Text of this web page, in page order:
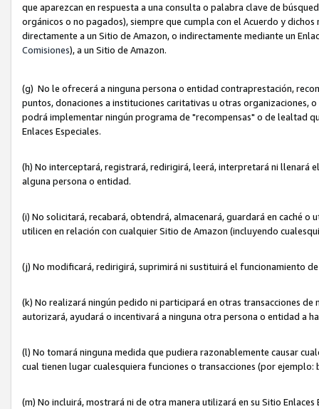
que aparezcan en respuesta a una consulta o palabra clave de
orgánicos o no pagados), siempre que cumpla con el Acuerdo y
directamente a un Sitio de Amazon, o indirectamente mediante un
Comisiones), a un Sitio de Amazon.
(g) No le ofrecerá a ninguna persona o entidad contraprestación,
puntos, donaciones a instituciones caritativas u otras organizaciones,
podrá implementar ningún programa de "recompensas" o de lealtad
Enlaces Especiales.
(h) No interceptará, registrará, redirigirá, leerá, interpretará ni
alguna persona o entidad.
(i) No solicitará, recabará, obtendrá, almacenará, guardará en caché
utilicen en relación con cualquier Sitio de Amazon (incluyendo
(j) No modificará, redirigirá, suprimirá ni sustituirá el funcionamiento
(k) No realizará ningún pedido ni participará en otras transacciones
autorizará, ayudará o incentivará a ninguna otra persona o entidad a
(l) No tomará ninguna medida que pudiera razonablemente causar
cual tienen lugar cualesquiera funciones o transacciones (por
(m) No incluirá, mostrará ni de otra manera utilizará en su Sitio